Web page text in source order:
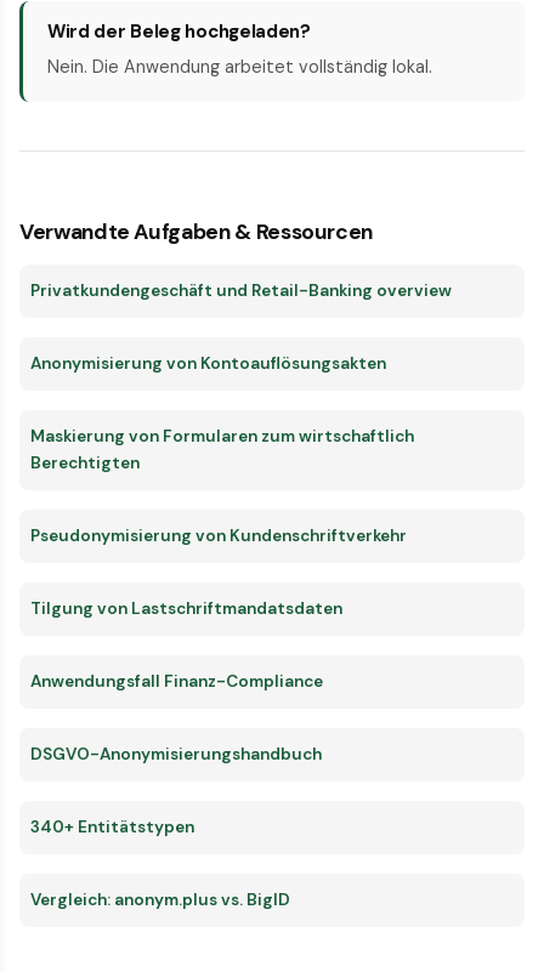
Wird der Beleg hochgeladen?
Nein. Die Anwendung arbeitet vollständig lokal.
Verwandte Aufgaben & Ressourcen
Privatkundengeschäft und Retail-Banking overview
Anonymisierung von Kontoauflösungsakten
Maskierung von Formularen zum wirtschaftlich
Berechtigten
Pseudonymisierung von Kundenschriftverkehr
Tilgung von Lastschriftmandatsdaten
Anwendungsfall Finanz-Compliance
DSGVO-Anonymisierungshandbuch
340+ Entitätstypen
Vergleich: anonym.plus vs. BigID